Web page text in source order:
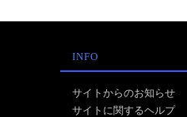
INFO
サイトからのお知らせ
サイトに関するヘルプ